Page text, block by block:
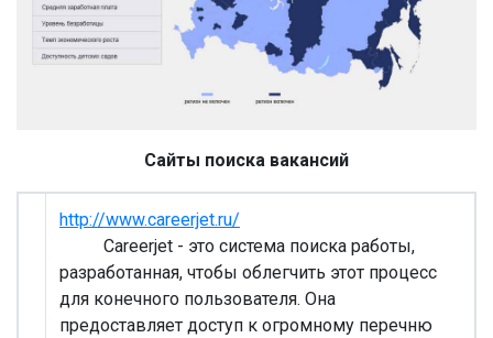
Сайты поиска вакансий
http://www.careerjet.ru/
Careerjet - это система поиска работы,
разработанная, чтобы облегчить этот процесс
для конечного пользователя. Она
предоставляет доступ к огромному перечню